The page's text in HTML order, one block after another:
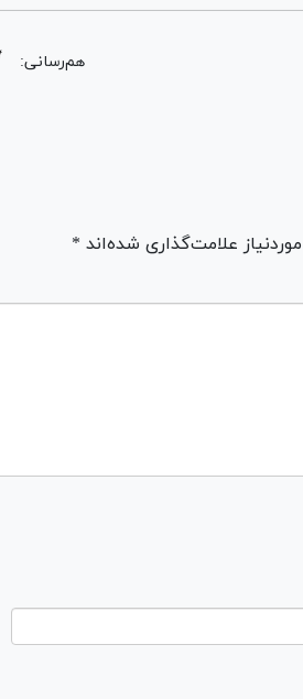
هم‌رسانی:
علامت‌گذاری شده‌اند *